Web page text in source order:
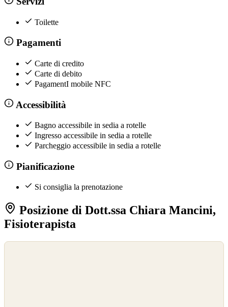
Toilette
Pagamenti
Carte di credito
Carte di debito
PagamentI mobile NFC
Accessibilità
Bagno accessibile in sedia a rotelle
Ingresso accessibile in sedia a rotelle
Parcheggio accessibile in sedia a rotelle
Pianificazione
Si consiglia la prenotazione
Posizione di Dott.ssa Chiara Mancini,
Fisioterapista